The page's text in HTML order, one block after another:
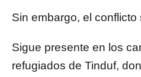
Sin embargo, el conflicto
Sigue presente en los
refugiados de Tinduf,